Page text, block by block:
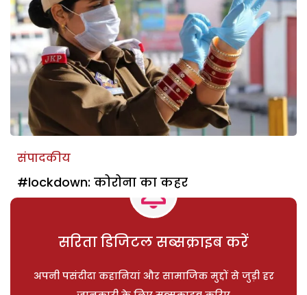
संपादकीय
#lockdown: कोरोना का कहर
सरिता डिजिटल सब्सक्राइब करें
अपनी पसंदीदा कहानियां और सामाजिक मुद्दों से जुड़ी हर